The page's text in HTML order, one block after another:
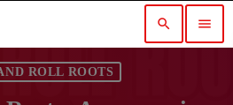
search menu
ROLL ROOTS